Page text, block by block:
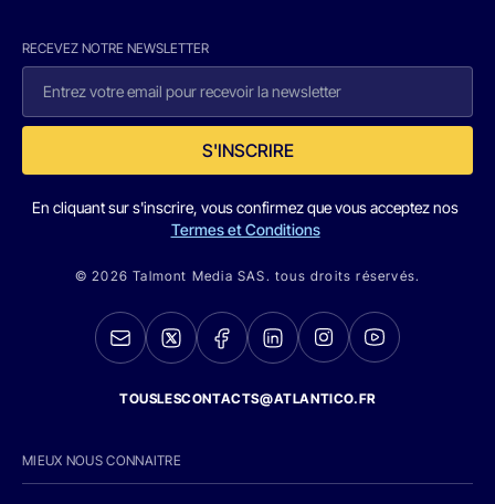
RECEVEZ NOTRE NEWSLETTER
S'INSCRIRE
En cliquant sur s'inscrire, vous confirmez que vous acceptez nos
Termes et Conditions
© 2026 Talmont Media SAS. tous droits réservés.
TOUSLESCONTACTS@ATLANTICO.FR
MIEUX NOUS CONNAITRE